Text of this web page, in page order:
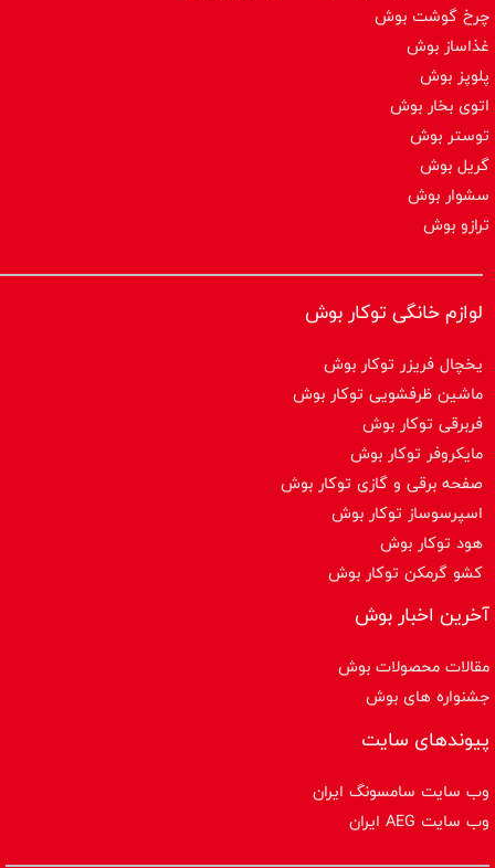
چرخ گوشت بوش
غذاساز بوش
پلوپز بوش
اتوی بخار بوش
توستر بوش
گریل بوش
سشوار بوش
ترازو بوش
لوازم خانگی توکار بوش
یخچال فریزر توکار بوش
ماشین ظرفشویی توکار بوش
فربرقی توکار بوش
مایکروفر توکار بوش
صفحه برقی و گازی توکار بوش
اسپرسوساز توكار بوش
هود توکار بوش
کشو گرمکن توکار بوش
آخرین اخبار بوش
مقالات محصولات بوش
جشنواره های بوش
پیوندهای سایت
وب سایت سامسونگ ایران
وب سایت AEG ایران